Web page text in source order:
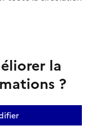
la
?